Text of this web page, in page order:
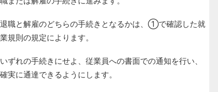
退職と解雇のどちらの手続きとなるかは、①で確認した就
業規則の規定によります。
いずれの手続きにせよ、従業員への書面での通知を行い、
確実に通達できるようにします。